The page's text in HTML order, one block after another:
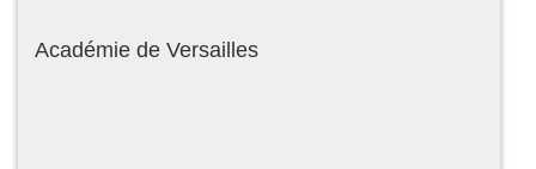
Académie de Versailles